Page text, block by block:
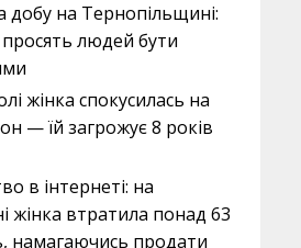
добу на Тернопільщині:
людей бути
жінка спокусилась на
— їй загрожує 8 років
в інтернеті: на
жінка втратила понад 63
намагаючись продати